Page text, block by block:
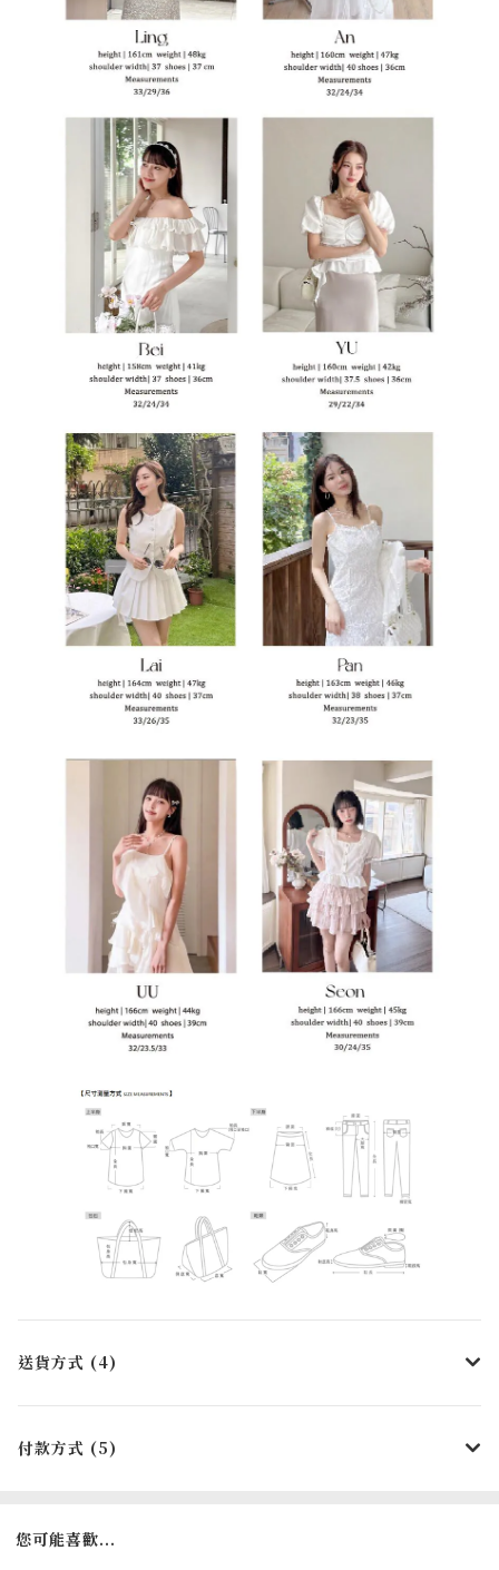
送貨方式 (4)
付款方式 (5)
您可能喜歡...